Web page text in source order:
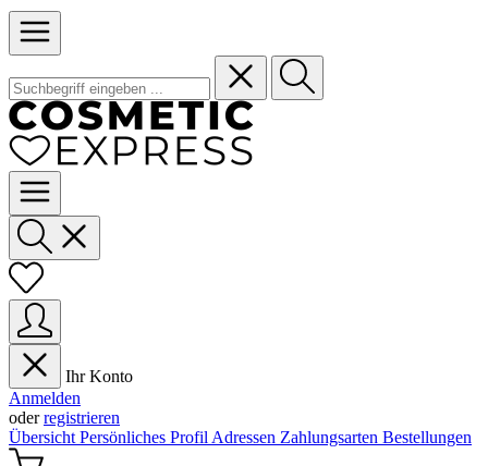
Ihr Konto
Anmelden
oderregistrieren
Übersicht Persönliches Profil Adressen Zahlungsarten Bestellungen